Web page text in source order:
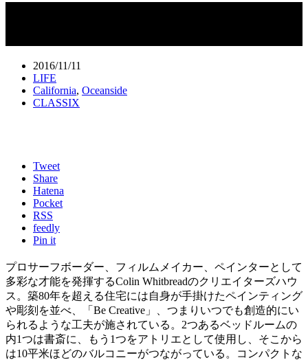
2016/11/11
LIFE
California, Oceanside
CLASSIX
Tweet
Share
Hatena
Pocket
RSS
feedly
Pin it
プロサーフボーダー、フィルムメイカー、ペインターとして
多彩な才能を発揮するColin Whitbreadのクリエイターズハウ
ス。築80年を超える住宅には自身が手掛けたペインティング
や彫刻を並べ、「Be Creative」、つまりいつでも創造的にい
られるような工夫が施されている。2つあるベッドルームの
内1つは書斎に、もう1つをアトリエとして使用し、そこから
は10平米ほどのバルコニーがつながっている。コンパクトな